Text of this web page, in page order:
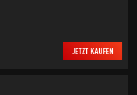
JETZT KAUFEN